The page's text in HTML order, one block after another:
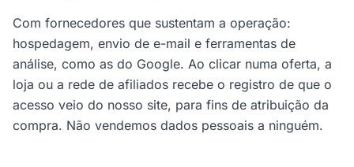
Com fornecedores que sustentam a operação:
hospedagem, envio de e-mail e ferramentas de
análise, como as do Google. Ao clicar numa oferta, a
loja ou a rede de afiliados recebe o registro de que o
acesso veio do nosso site, para fins de atribuição da
compra. Não vendemos dados pessoais a ninguém.